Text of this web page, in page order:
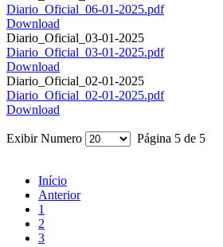
Diario_Oficial_06-01-2025.pdf
Download
Diario_Oficial_03-01-2025
Diario_Oficial_03-01-2025.pdf
Download
Diario_Oficial_02-01-2025
Diario_Oficial_02-01-2025.pdf
Download
Exibir Numero Página 5 de 5
Início
Anterior
1
2
3